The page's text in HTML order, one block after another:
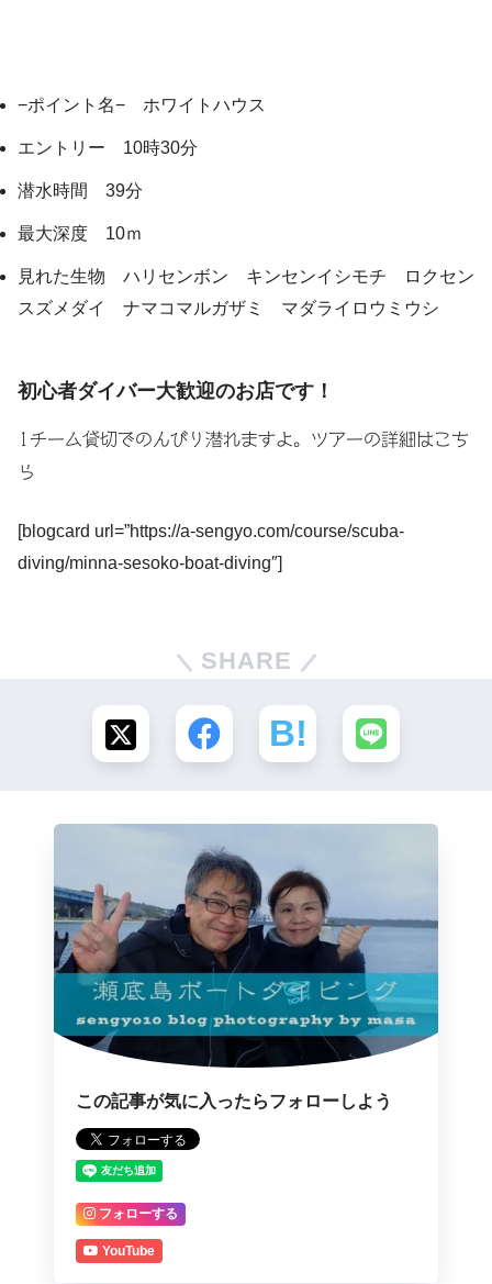
−ポイント名− ホワイトハウス
エントリー 10時30分
潜水時間 39分
最大深度 10ｍ
見れた生物 ハリセンボン キンセンイシモチ ロクセン
スズメダイ ナマコマルガザミ マダライロウミウシ
初心者ダイバー大歓迎のお店です！
1チーム貸切でのんびり潜れますよ。ツアーの詳細はこち
ら
[blogcard url=”https://a-sengyo.com/course/scuba-
diving/minna-sesoko-boat-diving″]
SHARE
この記事が気に入ったらフォローしよう
フォローする
YouTube